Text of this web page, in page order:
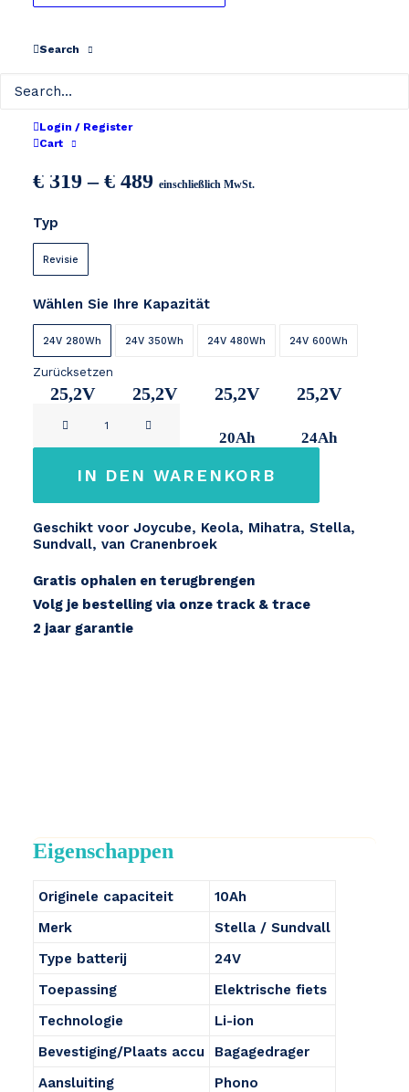
Search
Login / Register
Cart
Stella / Sundvall 24V
€ 319 –€ 489Preisspanne:
einschließlich MwSt.
Typ
Revisie
Wählen Sie Ihre Kapazität
24V 280Wh
25,2V
24V 350Wh
25,2V
24V 480Wh
25,2V
20Ah
24V 600Wh
25,2V
24Ah
Zurücksetzen
IN DEN WARENKORB
Geschikt voor Joycube, Keola, Mihatra, Stella,
Sundvall, van Cranenbroek
Gratis ophalen en terugbrengen
Volg je bestelling via onze track & trace
2 jaar garantie
Eigenschappen
Originele capaciteit
10Ah
Merk
Stella / Sundvall
Type batterij
24V
Toepassing
Elektrische fiets
Technologie
Li-ion
Bevestiging/Plaats accu
Bagagedrager
Aansluiting
Phono